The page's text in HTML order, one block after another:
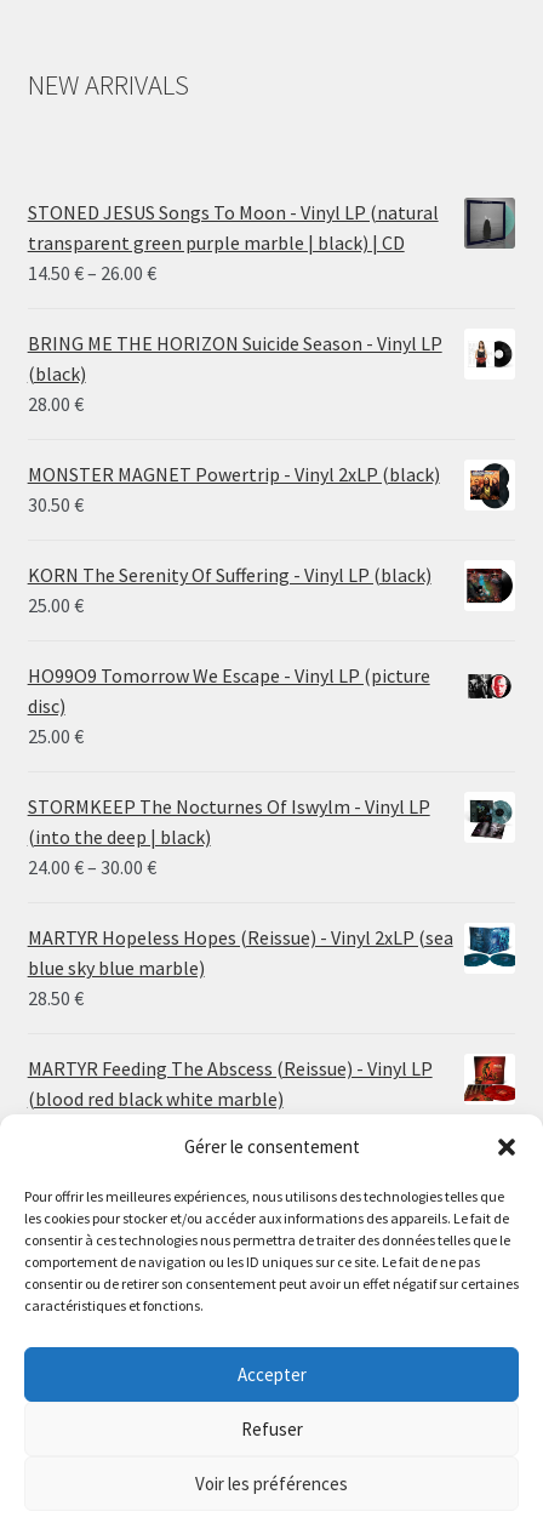
Gérer le consentement
Pour offrir les meilleures expériences, nous utilisons des technologies telles que
les cookies pour stocker et/ou accéder aux informations des appareils. Le fait de
consentir à ces technologies nous permettra de traiter des données telles que le
comportement de navigation ou les ID uniques sur ce site. Le fait de ne pas
consentir ou de retirer son consentement peut avoir un effet négatif sur certaines
caractéristiques et fonctions.
Accepter
Refuser
Voir les préférences
Le magasin de Lyon sera fermé du 30 juillet au 17 août
inclus. Les commandes seront expédiées à partir du 18
The physical record shop will be closed from july 30th to
august 17th included. Online orders will start shipping on
august 18th.
NEW ARRIVALS
STONED JESUS Songs To Moon - Vinyl LP (natural
transparent green purple marble | black) | CD
14.50 €– 26.00 €Price
14.50 €
BRING ME THE HORIZON Suicide Season - Vinyl LP
(black)
28.00 €
MONSTER MAGNET Powertrip - Vinyl 2xLP (black)
30.50 €
KORN The Serenity Of Suffering - Vinyl LP (black)
25.00 €
HO99O9 Tomorrow We Escape - Vinyl LP (picture
disc)
25.00 €
STORMKEEP The Nocturnes Of Iswylm - Vinyl LP
(into the deep | black)
24.00 €– 30.00 €Price
24.00 €
through
30.00 €
MARTYR Hopeless Hopes (Reissue) - Vinyl 2xLP (sea
blue sky blue marble)
28.50 €
MARTYR Feeding The Abscess (Reissue) - Vinyl LP
(blood red black white marble)
MARTYR Warp Zone (Reissue) - Vinyl LP (swamp
green orange marble)
23.00€